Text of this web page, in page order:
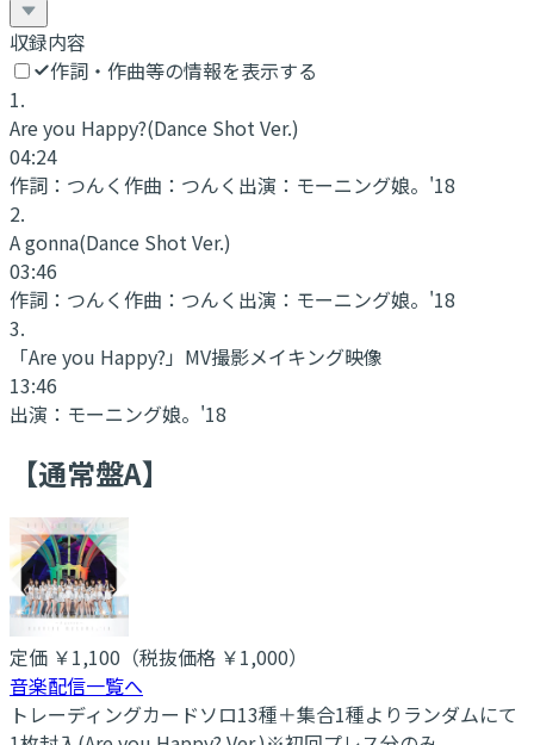
収録内容
作詞・作曲等の情報を表示する
1.
Are you Happy?(Dance Shot Ver.)
04:24
作詞： つんく作曲： つんく 出演： モーニング娘。'18
2.
A gonna(Dance Shot Ver.)
03:46
作詞： つんく作曲： つんく 出演： モーニング娘。'18
3.
「Are you Happy?」MV撮影メイキング映像
13:46
出演： モーニング娘。'18
【通常盤A】
定価 ￥1,100 （税抜価格 ￥1,000）
音楽配信一覧へ
トレーディングカードソロ13種＋集合1種よりランダムにて